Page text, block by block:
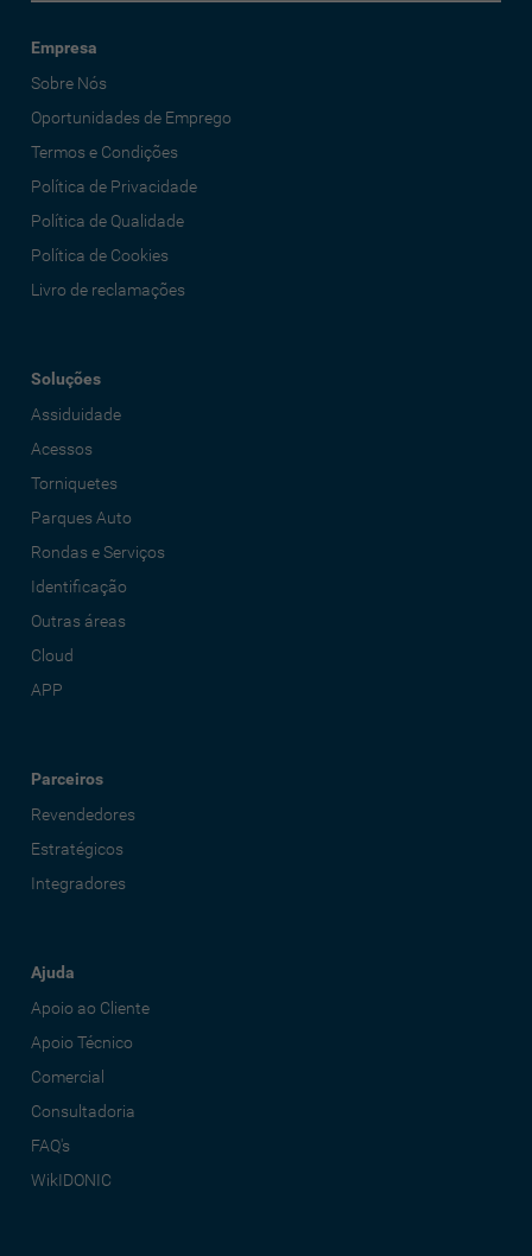
Empresa
Sobre Nós
Oportunidades de Emprego
Termos e Condições
Política de Privacidade
Política de Qualidade
Política de Cookies
Livro de reclamações
Soluções
Assiduidade
Acessos
Torniquetes
Parques Auto
Rondas e Serviços
Identificação
Outras áreas
Cloud
APP
Parceiros
Revendedores
Estratégicos
Integradores
Ajuda
Apoio ao Cliente
Apoio Técnico
Comercial
Consultadoria
FAQ's
WikIDONIC